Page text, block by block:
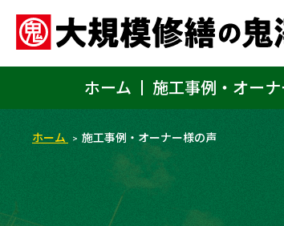
ホーム
施工事例・オー
ホーム 施工事例・オーナー様の声